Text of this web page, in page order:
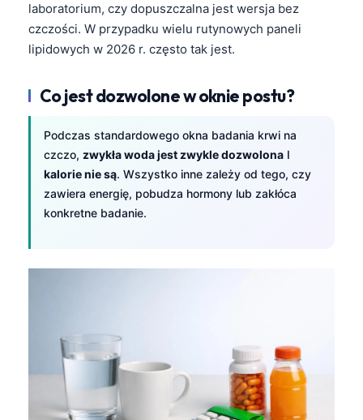
laboratorium, czy dopuszczalna jest wersja bez
czczości. W przypadku wielu rutynowych paneli
lipidowych w 2026 r. często tak jest.
Co jest dozwolone w oknie postu?
Podczas standardowego okna badania krwi na
czczo, zwykła woda jest zwykle dozwolona I
kalorie nie są. Wszystko inne zależy od tego, czy
zawiera energię, pobudza hormony lub zakłóca
konkretne badanie.
Magyar
Shqip
বাংলা
ગુજરાતી
ಕನ್ನಡ
മലയാളം
Tiếng Việt
ไทย
ဗမာစာ